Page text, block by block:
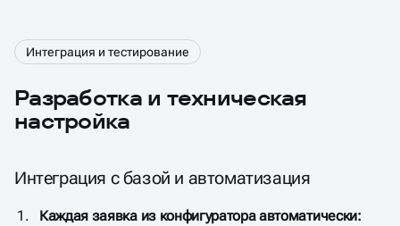
Интеграция и тестирование
Разработка и техническая
настройка
Интеграция с базой и автоматизация
Каждая заявка из конфигуратора автоматически: